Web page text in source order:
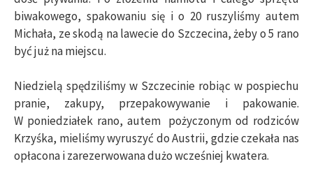
biwakowego, spakowaniu się i o 20 ruszyliśmy autem
Michała, ze skodą na lawecie do Szczecina, żeby o 5 rano
być już na miejscu.
Niedzielą spędziliśmy w Szczecinie robiąc w pospiechu
pranie, zakupy, przepakowywanie i pakowanie.
W poniedziałek rano, autem pożyczonym od rodziców
Krzyśka, mieliśmy wyruszyć do Austrii, gdzie czekała nas
opłacona i zarezerwowana dużo wcześniej kwatera.